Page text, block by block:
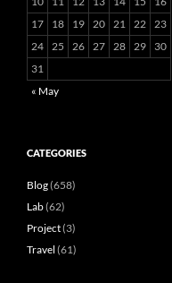
17
18 19 20 21 22 23
24 25 26 27 28 29
30
31
« May
CATEGORIES
Blog(658)
Lab(62)
Project(3)
Travel (61)